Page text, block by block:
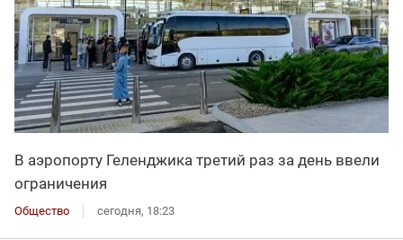
В аэропорту Геленджика третий раз за день ввели
ограничения
Общество сегодня, 18:23